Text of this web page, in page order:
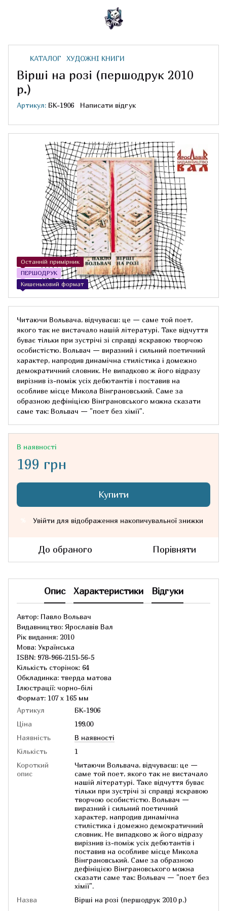
КАТАЛОГ ХУДОЖНІ КНИГИ
Вірші на розі (першодрук 2010
р.)
Артикул: БК-1906 Написати відгук
Останній примірник
ПЕРШОДРУК
Кишеньковий формат
Читаючи Вольвача, відчуваєш: це — саме той поет,
якого так не вистачало нашій літературі. Таке відчуття
буває тільки при зустрічі зі справді яскравою творчою
особистістю. Вольвач — виразний і сильний поетичний
характер, напродив динамічна стилістика і домежно
демократичний словник. Не випадково ж його відразу
вирізнив із-поміж усіх дебютантів і поставив на
особливе місце Микола Вінграновський. Саме за
образною дефініцією Вінграновського можна сказати
саме так: Вольвач — "поет без хімії".
В наявності
199 грн
Купити
Увійти для відображення накопичувальної знижки
До обраного Порівняти
Опис Характеристики Відгуки
Автор: Павло Вольвач
Видавництво: Ярославів Вал
Рік видання: 2010
Мова: Українська
ISBN: 978-966-2151-56-5
Кількість сторінок: 64
Обкладинка: тверда матова
Ілюстрації: чорно-білі
Формат: 107 x 165 мм
Артикул
БК-1906
Ціна
199.00
Наявність
В наявності
Кількість
1
Короткий
опис
Читаючи Вольвача, відчуваєш: це —
саме той поет, якого так не вистачало
нашій літературі. Таке відчуття буває
тільки при зустрічі зі справді яскравою
творчою особистістю. Вольвач —
виразний і сильний поетичний
характер, напродив динамічна
стилістика і домежно демократичний
словник. Не випадково ж його відразу
вирізнив із-поміж усіх дебютантів і
поставив на особливе місце Микола
Вінграновський. Саме за образною
дефініцією Вінграновського можна
сказати саме так: Вольвач — "поет без
хімії".
Назва
Вірші на розі (першодрук 2010 р.)